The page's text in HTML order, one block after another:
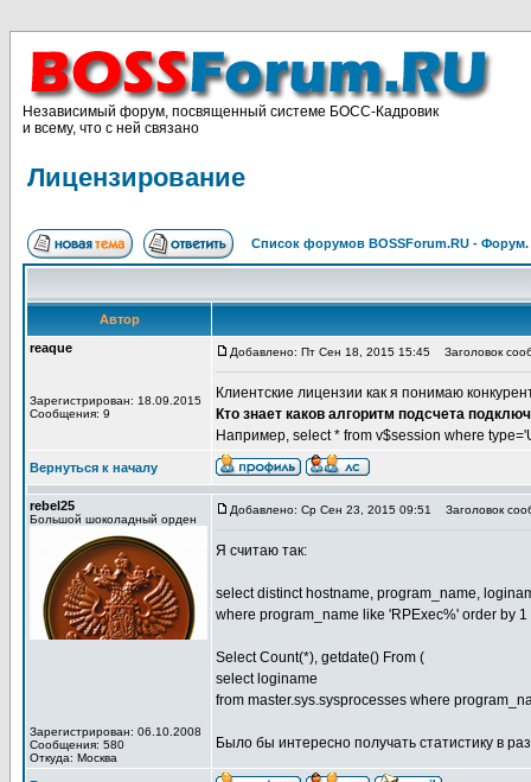
Независимый форум, посвященный системе БОСС-Кадровик
и всему, что с ней связано
Лицензирование
Список форумов BOSSForum.RU -
Автор
reaque
Зарегистрирован: 18.09.2015
Сообщения: 9
Добавлено: Пт Сен 18, 2015 15:45 Заголовок
Клиентские лицензии как я понимаю
Кто знает каков алгоритм подсчета
Например, select * from v$session where
Вернуться к началу
rebel25
Большой шоколадный орден
Зарегистрирован: 06.10.2008
Сообщения: 580
Откуда: Москва
Добавлено: Ср Сен 23, 2015 09:51 Заголовок
Я считаю так:
select distinct hostname, program_name,
where program_name like 'RPExec%' order by 1
Select Count(*), getdate() From (
select loginame
from master.sys.sysprocesses where
Было бы интересно получать статистику в